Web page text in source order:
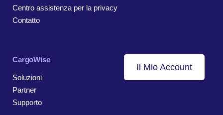
Centro assistenza per la privacy
Contatto
CargoWise
Soluzioni
Partner
Supporto
Il Mio Account